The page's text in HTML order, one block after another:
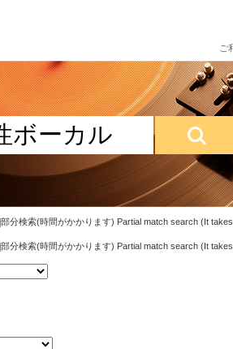
ご
部分検索(時間がかかります) Partial match search (It
部分検索(時間がかかります) Partial match search (It